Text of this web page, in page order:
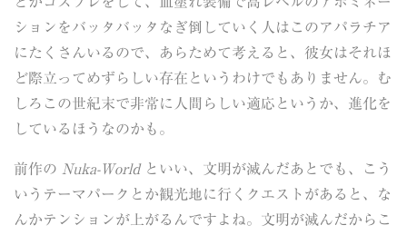
ションをバッタバッタなぎ倒していく人はこのアパラチア
にたくさんいるので、あらためて考えると、彼女はそれほ
ど際立ってめずらしい存在というわけでもありません。む
しろこの世紀末で非常に人間らしい適応というか、進化を
しているほうなのかも。
前作の Nuka-Worldといい、文明が滅んだあとでも、こう
いうテーマパークとか観光地に行くクエストがあると、な
んかテンションが上がるんですよね。文明が滅んだからこ